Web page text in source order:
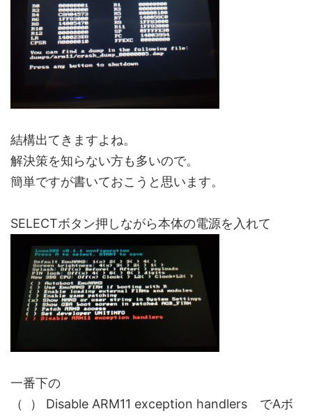
結構出てきますよね。
解決策を知らない方も多いので。
簡単ですが書いておこうと思います。
SELECTボタン押しながら本体の電源を入れて
一番下の
（ ） Disable ARM11 exception handlers でAボ